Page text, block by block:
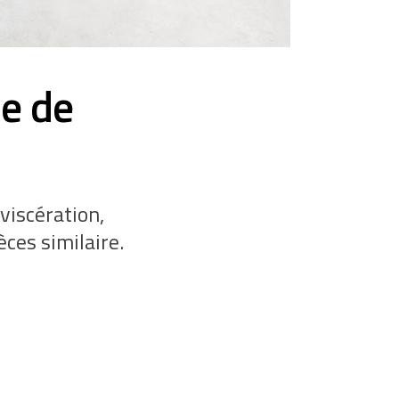
de
similaire.